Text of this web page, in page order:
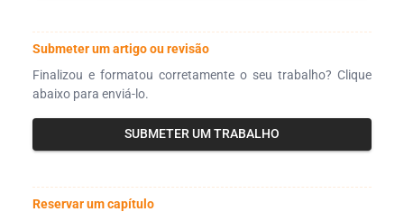
Submeter um artigo ou revisão
Finalizou e formatou corretamente o seu trabalho? Clique
abaixo para enviá-lo.
SUBMETER UM TRABALHO
Reservar um capítulo